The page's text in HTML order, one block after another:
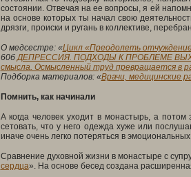
состоянии. Отвечая на ее вопросы, я ей
на основе которых ты начал свою
дрязги, происки и ругань в коллективе,
О медсестре: «Цикл «Преодолеть
60бДЕПРЕССИЯ. ПОДХОДЫ К ПРОБЛЕМЕ
смысла. Осмысленный труд превращается в
Подборка материалов: «Врачи, медицинские
Помнить, как начинали
А когда человек уходит в монастырь, а
сетовать, что у него одежда хуже или
иначе очень легко потеряться в
Сравнение духовной жизни в монастыре с
сердца». На основе бесед создана